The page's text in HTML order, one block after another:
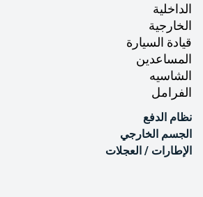
الداخلية
الخارجية
قيادة السيارة
المساعدين
الشاسيه
الفرامل
نظام الدفع
الجسم الخارجي
الإطارات / العجلات